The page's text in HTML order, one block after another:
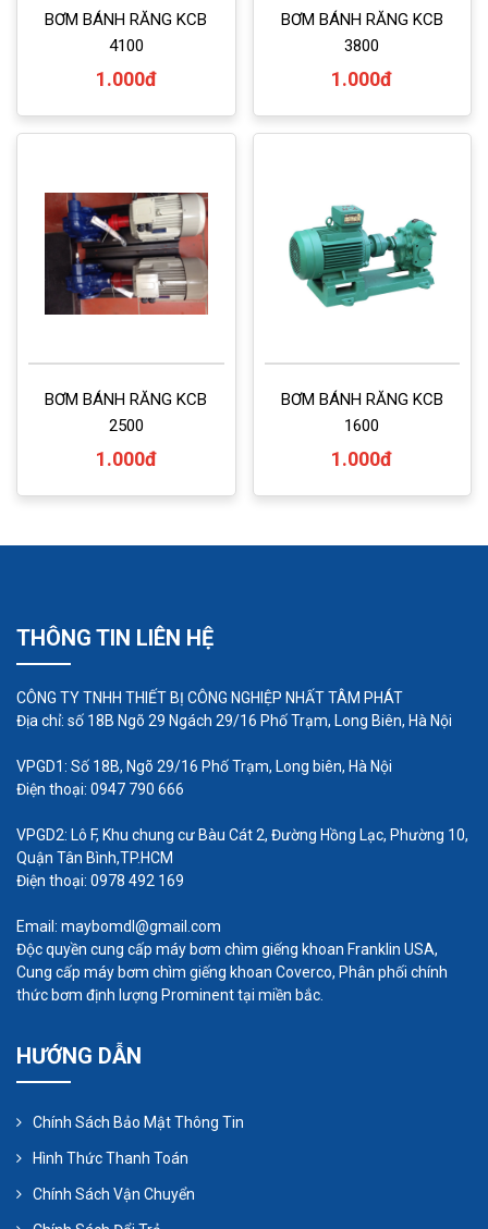
BƠM BÁNH RĂNG KCB
4100
1.000đ
BƠM BÁNH RĂNG KCB
3800
1.000đ
BƠM BÁNH RĂNG KCB
2500
1.000đ
BƠM BÁNH RĂNG KCB
1600
1.000đ
THÔNG TIN LIÊN HỆ
CÔNG TY TNHH THIẾT BỊ CÔNG NGHIỆP NHẤT TÂM PHÁT
Địa chỉ: số 18B Ngõ 29 Ngách 29/16 Phố Trạm, Long Biên, Hà Nội
VPGD1: Số 18B, Ngõ 29/16 Phố Trạm, Long biên, Hà Nội
Điện thoại: 0947 790 666
VPGD2: Lô F, Khu chung cư Bàu Cát 2, Đường Hồng Lạc, Phường 10,
Quận Tân Bình,TP.HCM
Điện thoại: 0978 492 169
Email: maybomdl@gmail.com
Độc quyền cung cấp máy bơm chìm giếng khoan Franklin USA,
Cung cấp máy bơm chìm giếng khoan Coverco, Phân phối chính
thức bơm định lượng Prominent tại miền bắc.
HƯỚNG DẪN
Chính Sách Bảo Mật Thông Tin
Hình Thức Thanh Toán
Chính Sách Vận Chuyển